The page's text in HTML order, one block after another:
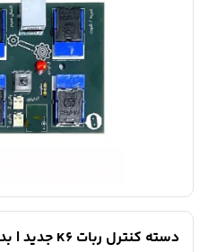
دسته کنترل ربات K6 جدید | بدون سیم و مبدل